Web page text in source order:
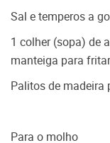
Sal e temperos a
1 colher (sopa) de
manteiga para
Palitos de madeira
Para o molho